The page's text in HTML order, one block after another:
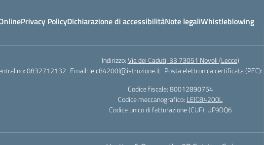
Privacy PolicyDichiarazione di accessibilitàNote legaliWhistleblowing
Indirizzo:Via dei Caduti, 33 73051 Novoli (Lecce)
0832712132 Email: leic84200l@istruzione.it Posta elettronica certificata (PEC):
Codice fiscale: 80012890754
Codice meccanografico: LEIC84200L
Codice unico di fatturazione (CUF): UF9DQ6